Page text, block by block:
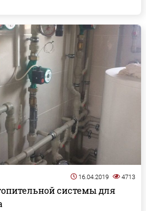
16.04.2019 4713
системы для